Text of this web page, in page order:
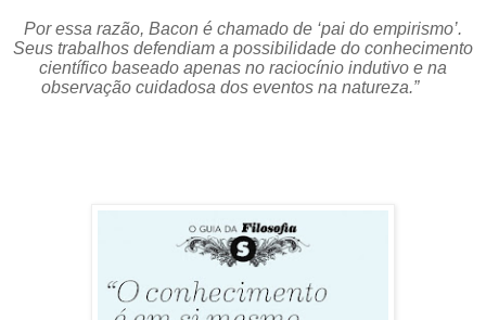
Por essa razão, Bacon é chamado de ‘pai do empirismo’.
Seus trabalhos defendiam a possibilidade do conhecimento
científico baseado apenas no raciocínio indutivo e na
observação cuidadosa dos eventos na natureza.”